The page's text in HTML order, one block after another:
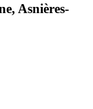
Asnières-